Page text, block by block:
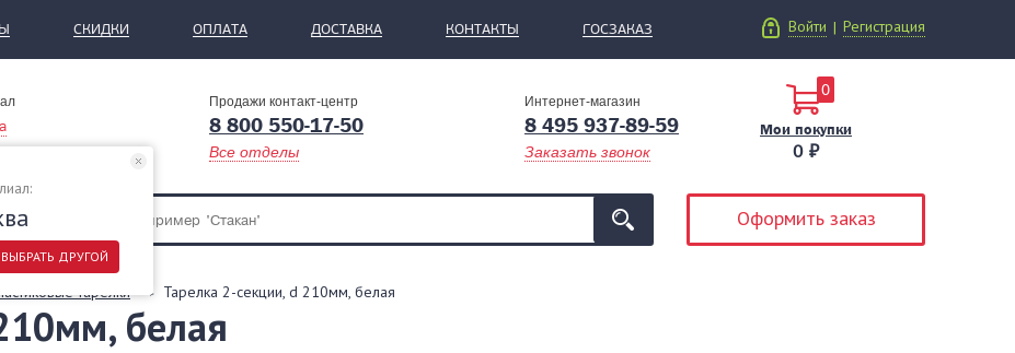
СКИДКИ ОПЛАТА ДОСТАВКА КОНТАКТЫ ГОСЗАКАЗ Войти | Регистрация
Продажи контакт-центр
8 800 550-17-50
Все отделы
ВЫБРАТЬ ДРУГОЙ
Интернет-магазин
8 495 937-89-59
Заказать звонок
0
Мои покупки
0 ₽
Оформить заказ
тарелки Тарелка 2-секции, d 210мм, белая
белая